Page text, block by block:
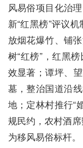
风易俗项目化治
新“红黑榜”评议
放烟花爆竹、铺
树“红榜”，红黑
效显著；谭坪、
墓，整治国道沿
地；定林村推行“
规民约，农村酒
为移风易俗标杆。